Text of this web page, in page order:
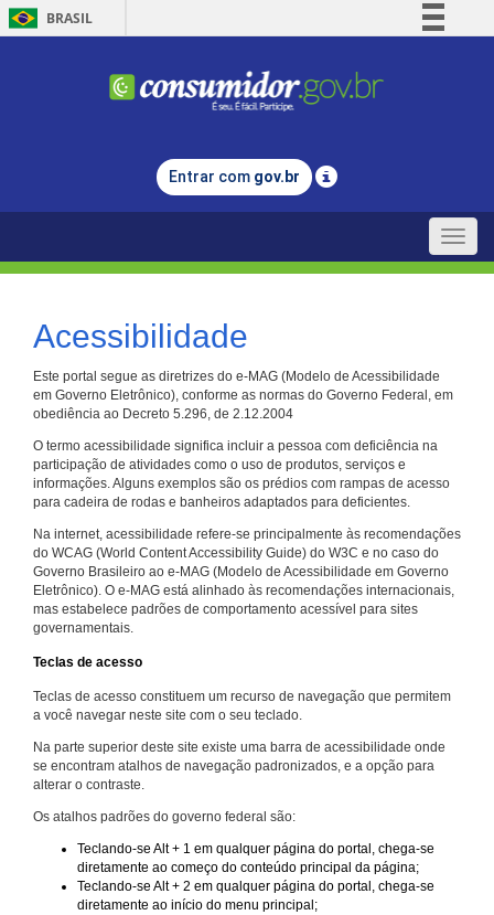
BRASIL
Comunica BR
Legislação
Entrar com gov.br
Toggle
Acessibilidade
Este portal segue as diretrizes do e-MAG (Modelo de Acessibilidade
em Governo Eletrônico), conforme as normas do Governo Federal, em
obediência ao Decreto 5.296, de 2.12.2004
O termo acessibilidade significa incluir a pessoa com deficiência na
participação de atividades como o uso de produtos, serviços e
informações. Alguns exemplos são os prédios com rampas de acesso
para cadeira de rodas e banheiros adaptados para deficientes.
Na internet, acessibilidade refere-se principalmente às recomendações
do WCAG (World Content Accessibility Guide) do W3C e no caso do
Governo Brasileiro ao e-MAG (Modelo de Acessibilidade em Governo
Eletrônico). O e-MAG está alinhado às recomendações internacionais,
mas estabelece padrões de comportamento acessível para sites
governamentais.
Teclas de acesso
Teclas de acesso constituem um recurso de navegação que permitem
a você navegar neste site com o seu teclado.
Na parte superior deste site existe uma barra de acessibilidade onde
se encontram atalhos de navegação padronizados, e a opção para
alterar o contraste.
Os atalhos padrões do governo federal são:
Teclando-se Alt + 1 em qualquer página do portal, chega-se
diretamente ao começo do conteúdo principal da página;
Teclando-se Alt + 2 em qualquer página do portal, chega-se
diretamente ao início do menu principal;